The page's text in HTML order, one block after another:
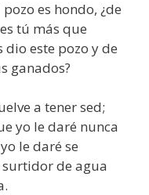
es hondo, ¿de
tú más que
dio este pozo y de
ganados?
a tener sed;
yo le daré nunca
le daré se
de agua